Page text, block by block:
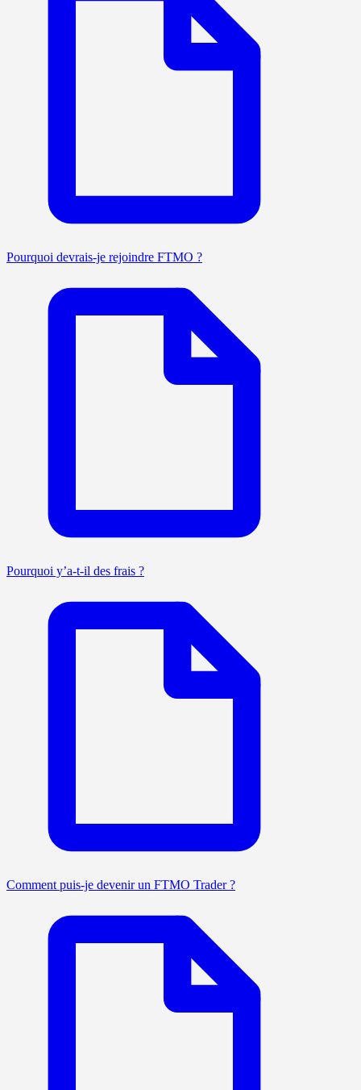
Pourquoi devrais-je rejoindre FTMO ?
Pourquoi y’a-t-il des frais ?
Comment puis-je devenir un FTMO Trader ?